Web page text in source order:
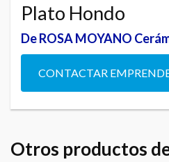
Plato Hondo
De ROSA MOYANO
CONTACTAR
Otros productos